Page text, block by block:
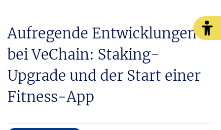
Aufregende Entwicklungen
bei VeChain: Staking-
Upgrade und der Start einer
Fitness-App